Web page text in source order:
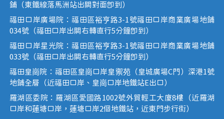
鋪（東鐵線落馬洲站出關對面即到）
福田口岸廣場院：福田區裕亨路3-1號福田口岸商業廣場地鋪
034號（福田口岸出關右轉直行5分鐘即到）
福田口岸星光院：福田區裕亨路3-1號福田口岸商業廣場地鋪
033號（福田口岸出關右轉直行5分鐘即到）
福田皇崗院：福田區皇崗口岸皇禦苑（皇城廣場C門）深港1號
地鋪全層（近福田口岸、皇崗口岸地鐵站E出口）
羅湖區委院：羅湖區愛國路1002號外貿輕工大廈8樓（近羅湖
口岸和蓮塘口岸，蓮塘口岸2個地鐵站，近東門步行街）